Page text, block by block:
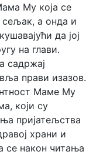
Му кoja се
сељак, а онда и
да јој
на глави.
садржај
прави изазов.
Маме Му
који су
пријатељства
храни и
се након читања